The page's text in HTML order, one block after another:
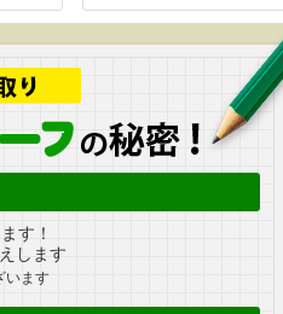
す！
します
います